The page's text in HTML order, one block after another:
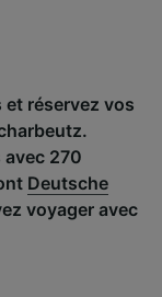
réservez vos
270
Deutsche
voyager avec